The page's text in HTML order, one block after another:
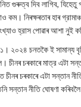
গুৰুত্ব দিব লাগিব, যিহেতু
কম। নিৰক্ষৰতাৰ হাৰ
হ্রাস পোৱাৰ আশা নুই
২০২৪ চনতকৈ ই
চীনৰ চৰকাৰে মাত্র এটা
চৰকাৰে এটা সন্তান
সন্তান নীতি ঘোষণা কৰিবলৈ